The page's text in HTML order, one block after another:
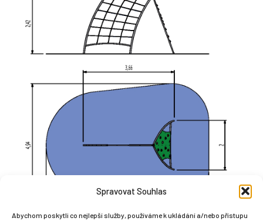
Spravovat Souhlas
Abychom poskytli co nejlepší služby, používáme k ukládání a/nebo přístupu